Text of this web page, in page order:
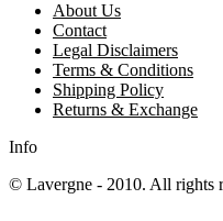
About Us
Contact
Legal Disclaimers
Terms & Conditions
Shipping Policy
Returns & Exchange
Info
© Lavergne - 2010. All rights